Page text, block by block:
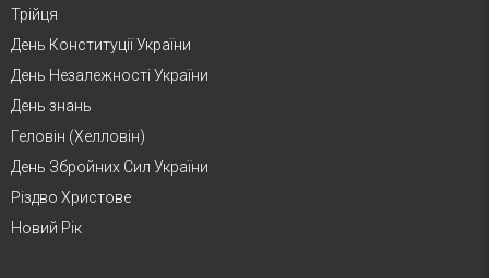
Трійця
День Конституції України
День Незалежності України
День знань
Геловін (Хелловін)
День Збройних Сил України
Різдво Христове
Новий Рік